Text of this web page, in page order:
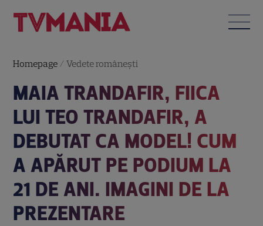
Homepage /Vedete româneşti
MAIA TRANDAFIR, FIICA
LUI TEO TRANDAFIR, A
DEBUTAT CA MODEL! CUM
A APĂRUT PE PODIUM LA
21 DE ANI. IMAGINI DE LA
PREZENTARE